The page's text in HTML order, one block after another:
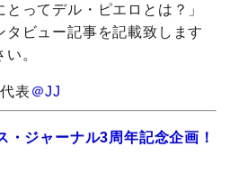
ってデル・ピエロとは？」
タビュー記事を記載致します
。
表 ＠JJ
・ジャーナル3周年記念企画！